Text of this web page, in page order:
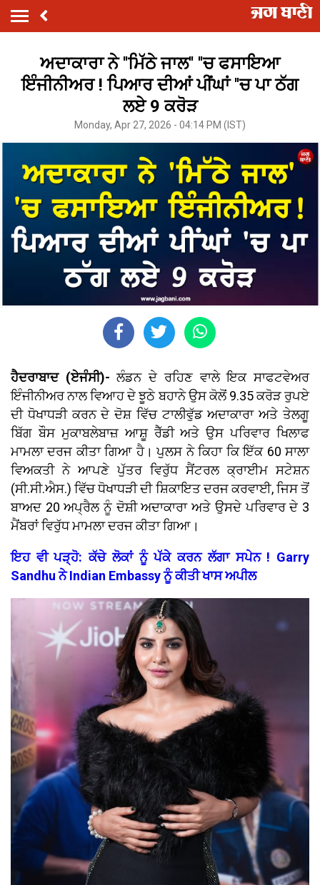
ਅਦਾਕਾਰਾ ਨੇ ''ਮਿੱਠੇ ਜਾਲ'' ''ਚ ਫਸਾਇਆ
ਇੰਜੀਨੀਅਰ ! ਪਿਆਰ ਦੀਆਂ ਪੀਂਘਾਂ ''ਚ ਪਾ ਠੱਗ
ਲਏ 9 ਕਰੋੜ
Monday, Apr 27, 2026 - 04:14 PM (IST)
ਹੈਦਰਾਬਾਦ (ਏਜੰਸੀ)-ਲੰਡਨ ਦੇ ਰਹਿਣ ਵਾਲੇ ਇਕ ਸਾਫਟਵੇਅਰ
ਇੰਜੀਨੀਅਰ ਨਾਲ ਵਿਆਹ ਦੇ ਝੂਠੇ ਬਹਾਨੇ ਉਸ ਕੋਲੋਂ 9.35 ਕਰੋੜ ਰੁਪਏ
ਦੀ ਧੋਖਾਧੜੀ ਕਰਨ ਦੇ ਦੋਸ਼ ਵਿੱਚ ਟਾਲੀਵੁੱਡ ਅਦਾਕਾਰਾ ਅਤੇ ਤੇਲਗੂ
ਬਿੱਗ ਬੌਸ ਮੁਕਾਬਲੇਬਾਜ਼ ਆਸ਼ੂ ਰੈੱਡੀ ਅਤੇ ਉਸ ਪਰਿਵਾਰ ਖਿਲਾਫ
ਮਾਮਲਾ ਦਰਜ ਕੀਤਾ ਗਿਆ ਹੈ। ਪੁਲਸ ਨੇ ਕਿਹਾ ਕਿ ਇੱਕ 60 ਸਾਲਾ
ਵਿਅਕਤੀ ਨੇ ਆਪਣੇ ਪੁੱਤਰ ਵਿਰੁੱਧ ਸੈਂਟਰਲ ਕ੍ਰਾਈਮ ਸਟੇਸ਼ਨ
(ਸੀ.ਸੀ.ਐਸ.) ਵਿੱਚ ਧੋਖਾਧੜੀ ਦੀ ਸ਼ਿਕਾਇਤ ਦਰਜ ਕਰਵਾਈ, ਜਿਸ ਤੋਂ
ਬਾਅਦ 20 ਅਪ੍ਰੈਲ ਨੂੰ ਦੋਸ਼ੀ ਅਦਾਕਾਰਾ ਅਤੇ ਉਸਦੇ ਪਰਿਵਾਰ ਦੇ 3
ਮੈਂਬਰਾਂ ਵਿਰੁੱਧ ਮਾਮਲਾ ਦਰਜ ਕੀਤਾ ਗਿਆ।
ਇਹ ਵੀ ਪੜ੍ਹੋ: ਕੱਚੇ ਲੋਕਾਂ ਨੂੰ ਪੱਕੇ ਕਰਨ ਲੱਗਾ ਸਪੇਨ ! Garry
Sandhu ਨੇ Indian Embassy ਨੂੰ ਕੀਤੀ ਖਾਸ ਅਪੀਲ